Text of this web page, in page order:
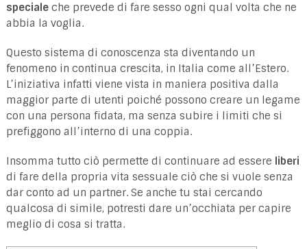
specialeche prevede di fare sesso ogni qual volta che ne
abbia la voglia.
Questo sistema di conoscenza sta diventando un
fenomeno in continua crescita, in Italia come all’Estero.
L’iniziativa infatti viene vista in maniera positiva dalla
maggior parte di utenti poiché possono creare un legame
con una persona fidata, ma senza subire i limiti che si
prefiggono all’interno di una coppia.
Insomma tutto ciò permette di continuare ad essere liberi
di fare della propria vita sessuale ciò che si vuole senza
dar conto ad un partner. Se anche tu stai cercando
qualcosa di simile, potresti dare un’occhiata per capire
meglio di cosa si tratta.